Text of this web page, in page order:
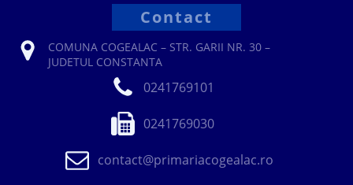
Contact
COMUNA COGEALAC – STR. GARII NR. 30 –
JUDETUL CONSTANTA
0241769101
0241769030
contact@primariacogealac.ro